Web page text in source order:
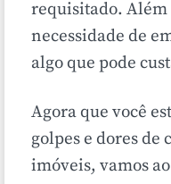
requisitado. Além
necessidade de
algo que pode
Agora que você
golpes e dores de
imóveis, vamos